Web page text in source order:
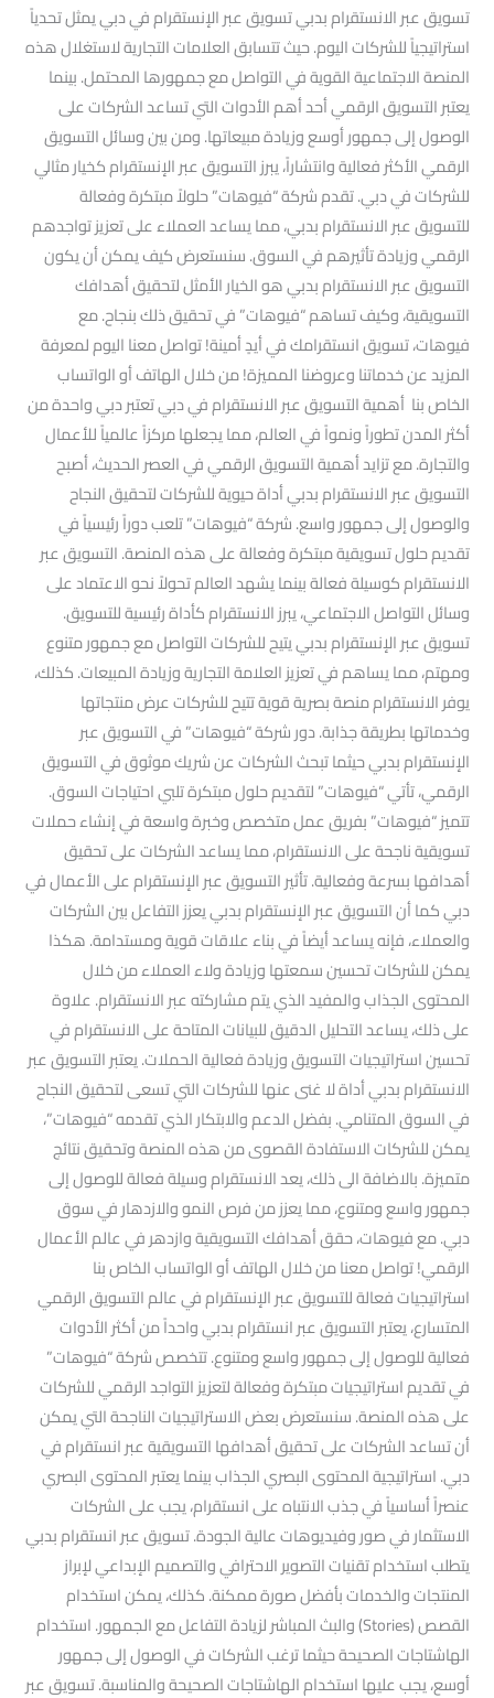
تسويق عبر الانستقرام بدبي تسويق عبر الإنستقرام في دبي يمثل تحدياً
استراتيجياً للشركات اليوم. حيث تتسابق العلامات التجارية لاستغلال هذه
المنصة الاجتماعية القوية في التواصل مع جمهورها المحتمل. بينما
يعتبر التسويق الرقمي أحد أهم الأدوات التي تساعد الشركات على
الوصول إلى جمهور أوسع وزيادة مبيعاتها. ومن بين وسائل التسويق
الرقمي الأكثر فعالية وانتشاراً، يبرز التسويق عبر الإنستقرام كخيار مثالي
للشركات في دبي. تقدم شركة “فيوهات” حلولاً مبتكرة وفعالة
للتسويق عبر الانستقرام بدبي، مما يساعد العملاء على تعزيز تواجدهم
الرقمي وزيادة تأثيرهم في السوق. سنستعرض كيف يمكن أن يكون
التسويق عبر الانستقرام بدبي هو الخيار الأمثل لتحقيق أهدافك
التسويقية، وكيف تساهم “فيوهات” في تحقيق ذلك بنجاح. مع
فيوهات، تسويق انستقرامك في أيدٍ أمينة! تواصل معنا اليوم لمعرفة
المزيد عن خدماتنا وعروضنا المميزة! من خلال الهاتف أو الواتساب
الخاص بنا أهمية التسويق عبر الانستقرام في دبي تعتبر دبي واحدة من
أكثر المدن تطوراً ونمواً في العالم، مما يجعلها مركزاً عالمياً للأعمال
والتجارة. مع تزايد أهمية التسويق الرقمي في العصر الحديث، أصبح
التسويق عبر الانستقرام بدبي أداة حيوية للشركات لتحقيق النجاح
والوصول إلى جمهور واسع. شركة “فيوهات” تلعب دوراً رئيسياً في
تقديم حلول تسويقية مبتكرة وفعالة على هذه المنصة. التسويق عبر
الانستقرام كوسيلة فعالة بينما يشهد العالم تحولاً نحو الاعتماد على
وسائل التواصل الاجتماعي، يبرز الانستقرام كأداة رئيسية للتسويق.
تسويق عبر الإنستقرام بدبي يتيح للشركات التواصل مع جمهور متنوع
ومهتم، مما يساهم في تعزيز العلامة التجارية وزيادة المبيعات. كذلك،
يوفر الانستقرام منصة بصرية قوية تتيح للشركات عرض منتجاتها
وخدماتها بطريقة جذابة. دور شركة “فيوهات” في التسويق عبر
الإنستقرام بدبي حيثما تبحث الشركات عن شريك موثوق في التسويق
الرقمي، تأتي “فيوهات” لتقديم حلول مبتكرة تلبي احتياجات السوق.
تتميز “فيوهات” بفريق عمل متخصص وخبرة واسعة في إنشاء حملات
تسويقية ناجحة على الانستقرام، مما يساعد الشركات على تحقيق
أهدافها بسرعة وفعالية. تأثير التسويق عبر الإنستقرام على الأعمال في
دبي كما أن التسويق عبر الإنستقرام بدبي يعزز التفاعل بين الشركات
والعملاء، فإنه يساعد أيضاً في بناء علاقات قوية ومستدامة. هكذا
يمكن للشركات تحسين سمعتها وزيادة ولاء العملاء من خلال
المحتوى الجذاب والمفيد الذي يتم مشاركته عبر الانستقرام. علاوة
على ذلك، يساعد التحليل الدقيق للبيانات المتاحة على الانستقرام في
تحسين استراتيجيات التسويق وزيادة فعالية الحملات. يعتبر التسويق عبر
الانستقرام بدبي أداة لا غنى عنها للشركات التي تسعى لتحقيق النجاح
في السوق المتنامي. بفضل الدعم والابتكار الذي تقدمه “فيوهات”،
يمكن للشركات الاستفادة القصوى من هذه المنصة وتحقيق نتائج
متميزة. بالاضافة الى ذلك، يعد الانستقرام وسيلة فعالة للوصول إلى
جمهور واسع ومتنوع، مما يعزز من فرص النمو والازدهار في سوق
دبي. مع فيوهات، حقق أهدافك التسويقية وازدهر في عالم الأعمال
الرقمي! تواصل معنا من خلال الهاتف أو الواتساب الخاص بنا
استراتيجيات فعالة للتسويق عبر الإنستقرام في عالم التسويق الرقمي
المتسارع، يعتبر التسويق عبر انستقرام بدبي واحداً من أكثر الأدوات
فعالية للوصول إلى جمهور واسع ومتنوع. تتخصص شركة “فيوهات”
في تقديم استراتيجيات مبتكرة وفعالة لتعزيز التواجد الرقمي للشركات
على هذه المنصة. سنستعرض بعض الاستراتيجيات الناجحة التي يمكن
أن تساعد الشركات على تحقيق أهدافها التسويقية عبر انستقرام في
دبي. استراتيجية المحتوى البصري الجذاب بينما يعتبر المحتوى البصري
عنصراً أساسياً في جذب الانتباه على انستقرام، يجب على الشركات
الاستثمار في صور وفيديوهات عالية الجودة. تسويق عبر انستقرام بدبي
يتطلب استخدام تقنيات التصوير الاحترافي والتصميم الإبداعي لإبراز
المنتجات والخدمات بأفضل صورة ممكنة. كذلك، يمكن استخدام
القصص (Stories) والبث المباشر لزيادة التفاعل مع الجمهور. استخدام
الهاشتاجات الصحيحة حيثما ترغب الشركات في الوصول إلى جمهور
أوسع، يجب عليها استخدام الهاشتاجات الصحيحة والمناسبة. تسويق عبر